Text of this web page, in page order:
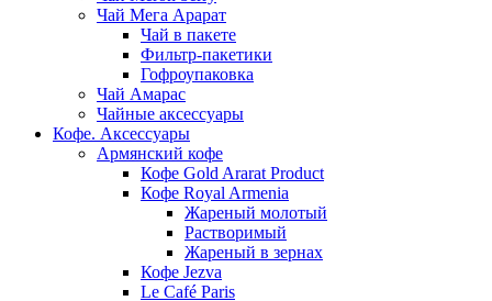
Чай Мега Арарат
Чай в пакете
Фильтр-пакетики
Гофроупаковка
Чай Амарас
Чайные аксессуары
Кофе. Аксессуары
Армянский кофе
Кофе Gold Ararat Product
Кофе Royal Armenia
Жареный молотый
Растворимый
Жареный в зернах
Кофе Jezva
Le Café Paris